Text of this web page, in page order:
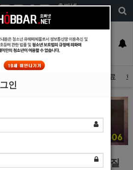
록
호빠넷 광고자료
는 홍대호빠 선수인데요 질
인